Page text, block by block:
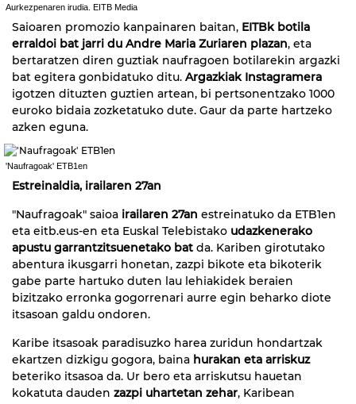
Aurkezpenaren irudia. EITB Media
Saioaren promozio kanpainaren baitan, EITBk botila
erraldoi bat jarri du Andre Maria Zuriaren plazan, eta
bertaratzen diren guztiak naufragoen botilarekin argazki
bat egitera gonbidatuko ditu. Argazkiak Instagramera
igotzen dituzten guztien artean, bi pertsonentzako 1000
euroko bidaia zozketatuko dute. Gaur da parte hartzeko
azken eguna.
'Naufragoak' ETB1en
Estreinaldia, irailaren 27an
"Naufragoak" saioa irailaren 27an estreinatuko da ETB1en
eta eitb.eus-en eta Euskal Telebistako udazkenerako
apustu garrantzitsuenetako bat da. Kariben girotutako
abentura ikusgarri honetan, zazpi bikote eta bikoterik
gabe parte hartuko duten lau lehiakidek beraien
bizitzako erronka gogorrenari aurre egin beharko diote
itsasoan galdu ondoren.
Karibe itsasoak paradisuzko harea zuridun hondartzak
ekartzen dizkigu gogora, baina hurakan eta arriskuz
beteriko itsasoa da. Ur bero eta arriskutsu hauetan
kokatuta dauden zazpi uhartetan zehar, Karibean